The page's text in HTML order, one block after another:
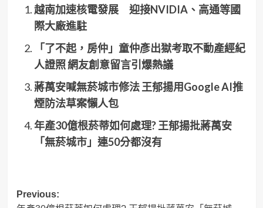
越南加速核電發展 迎接NVIDIA、高通等國
際大廠進駐
「了不起，房仲」童仲彥出獄考取不動產經紀
人證照 網友創意留言引爆熱議
蔣萬安喊無菸城市修法 王郁揚用Google AI推
煙防法草案懶人包
年產30億根菸蒂如何處理? 王郁揚批蔣萬安
「無菸城市」連50分都沒有
Post
Previous: